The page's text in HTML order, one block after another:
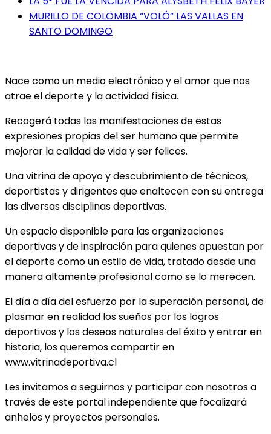
MURILLO DE COLOMBIA “VOLÓ” LAS VALLAS EN
SANTO DOMINGO
Nace como un medio electrónico y el amor que nos
atrae el deporte y la actividad física.
Recogerá todas las manifestaciones de estas
expresiones propias del ser humano que permite
mejorar la calidad de vida y ser felices.
Una vitrina de apoyo y descubrimiento de técnicos,
deportistas y dirigentes que enaltecen con su entrega
las diversas disciplinas deportivas.
Un espacio disponible para las organizaciones
deportivas y de inspiración para quienes apuestan por
el deporte como un estilo de vida, tratado desde una
manera altamente profesional como se lo merecen.
El día a día del esfuerzo por la superación personal, de
plasmar en realidad los sueños por los logros
deportivos y los deseos naturales del éxito y entrar en
historia, los queremos compartir en
www.vitrinadeportiva.cl
Les invitamos a seguirnos y participar con nosotros a
través de este portal independiente que focalizará
anhelos y proyectos personales.